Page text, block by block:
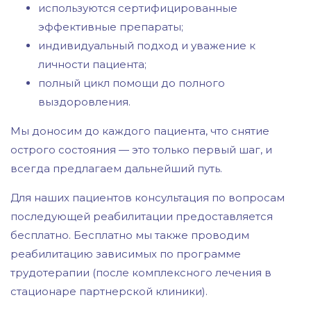
используются сертифицированные
эффективные препараты;
индивидуальный подход и уважение к
личности пациента;
полный цикл помощи до полного
выздоровления.
Мы доносим до каждого пациента, что снятие
острого состояния — это только первый шаг, и
всегда предлагаем дальнейший путь.
Для наших пациентов консультация по вопросам
последующей реабилитации предоставляется
бесплатно. Бесплатно мы также проводим
реабилитацию зависимых по программе
трудотерапии (после комплексного лечения в
стационаре партнерской клиники).